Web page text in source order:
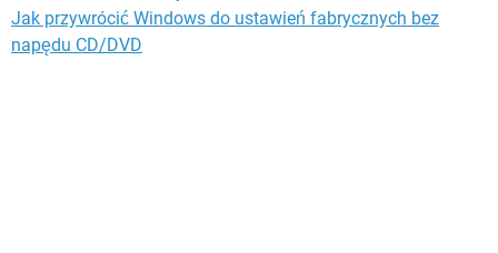
Jak przywrócić Windows do ustawień fabrycznych bez
napędu CD/DVD